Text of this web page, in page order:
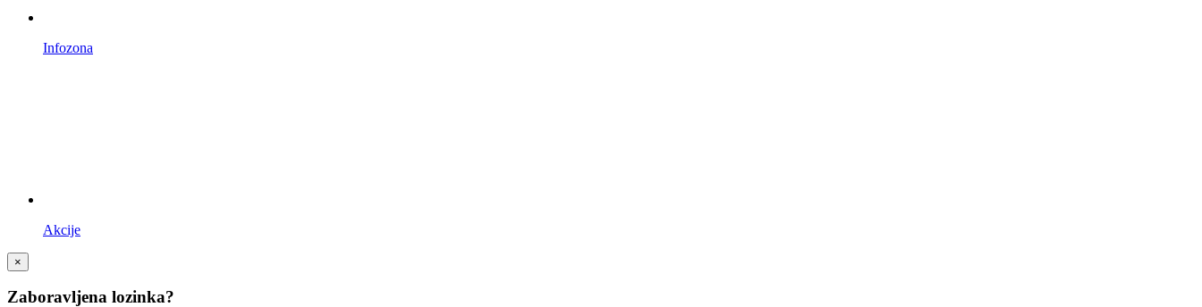
Infozona
Akcije
×
Zaboravljena lozinka?